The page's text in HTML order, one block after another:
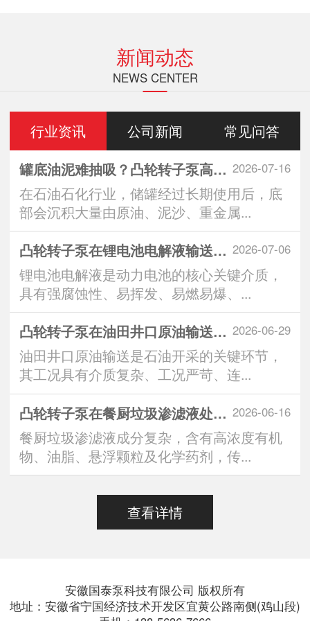
新闻动态
NEWS CENTER
行业资讯 公司新闻 常见问答
2026-07-16
罐底油泥难抽吸？凸轮转子泵高效清罐无残留
在石油石化行业，储罐经过长期使用后，底
部会沉积大量由原油、泥沙、重金属...
2026-07-06
凸轮转子泵在锂电池电解液输送中的技术优势与
锂电池电解液是动力电池的核心关键介质，
具有强腐蚀性、易挥发、易燃易爆、...
2026-06-29
凸轮转子泵在油田井口原油输送系统中的应用优
油田井口原油输送是石油开采的关键环节，
其工况具有介质复杂、工况严苛、连...
2026-06-16
凸轮转子泵在餐厨垃圾渗滤液处理中的突出表现
餐厨垃圾渗滤液成分复杂，含有高浓度有机
物、油脂、悬浮颗粒及化学药剂，传...
查看详情
安徽国泰泵科技有限公司 版权所有
地址：安徽省宁国经济技术开发区宜黄公路南侧(鸡山段)